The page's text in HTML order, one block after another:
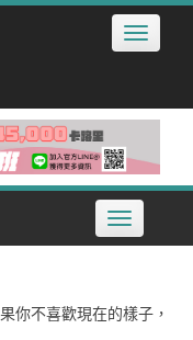
Toggle
Toggle
navigation
你不喜歡現在的樣子，